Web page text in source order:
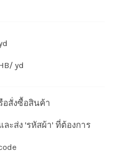
yd
อสั่งซื้อสินค้า
ละส่ง 'รหัสผ้า' ที่ต้องการ